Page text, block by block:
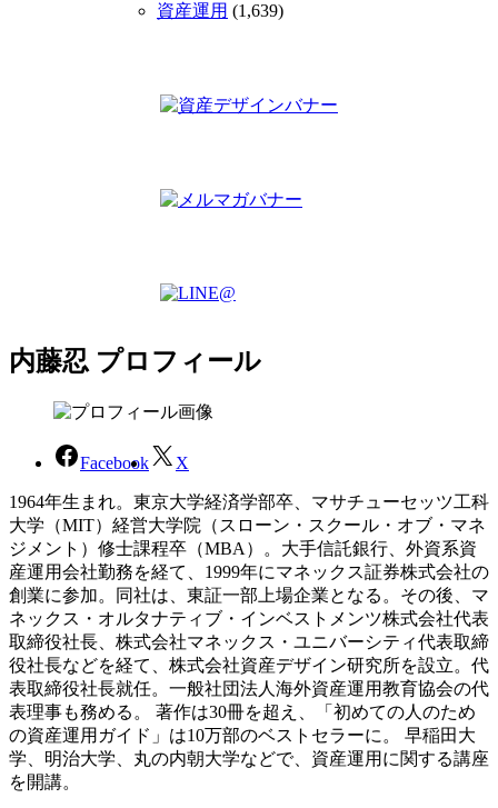
資産運用 (1,639)
内藤忍 プロフィール
Facebook X
1964年生まれ。東京大学経済学部卒、マサチューセッツ工科
大学（MIT）経営大学院（スローン・スクール・オブ・マネ
ジメント）修士課程卒（MBA）。大手信託銀行、外資系資
産運用会社勤務を経て、1999年にマネックス証券株式会社の
創業に参加。同社は、東証一部上場企業となる。その後、マ
ネックス・オルタナティブ・インベストメンツ株式会社代表
取締役社長、株式会社マネックス・ユニバーシティ代表取締
役社長などを経て、株式会社資産デザイン研究所を設立。代
表取締役社長就任。一般社団法人海外資産運用教育協会の代
表理事も務める。 著作は30冊を超え、「初めての人のため
の資産運用ガイド」は10万部のベストセラーに。 早稲田大
学、明治大学、丸の内朝大学などで、資産運用に関する講座
を開講。